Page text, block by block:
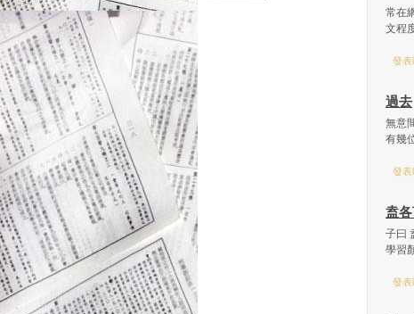
常在
文程
發表
過去
無意
有幾
發表
盍
子曰
學習
發表